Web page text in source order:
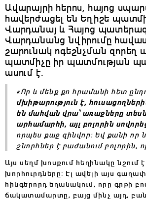
Ավարայրի հերոս, հայոց
հավերժացել են Եղիշե
Վարդանայ և Հայոց
Վարդանանց նվիրումը
շարունակ ոգեշնչման զորեղ
պատմիչը իր պատմության
ասում է.
«Որ և մենք քո հրամանի հետ
մխիթարություն է,
են մահվան վրա՝ առաջները
արհամարհի, այլ բոլորին
որպես քաջ զինվոր: Եվ քանի որ
շնորհներ է բաժանում բոլորին,
Այս սեղմ խոսքում հեղինակը
խորհուրդները: Էլ ավելի այս
հինգերորդ եղանակում, որը գրքի
ճակատամարտը, բայց մինչ այդ,